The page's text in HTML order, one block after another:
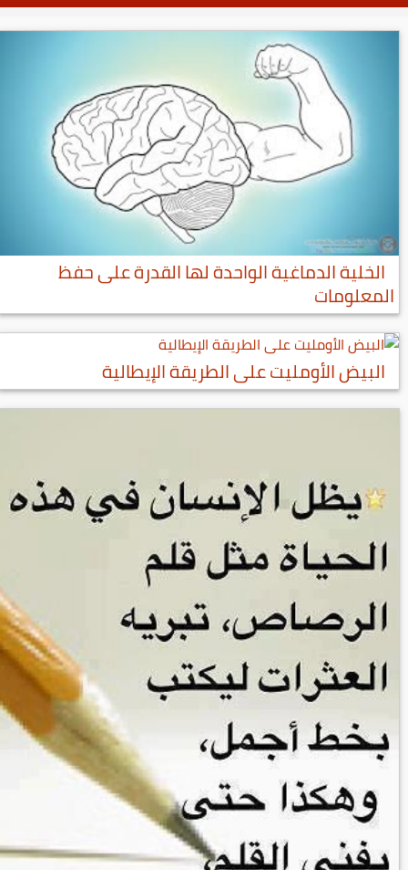
الخلية الدماغية الواحدة لها القدرة على حفظ
المعلومات
البيض الأومليت على الطريقة الإيطالية